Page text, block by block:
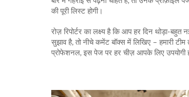
की पूरी लिस्ट होगी।
रोज़ रिपोर्टर का लक्ष्य है कि आप हर दिन
सुझाव है, तो नीचे कमेंट बॉक्स में लिखिए – हमारी
प्रोफेशनल, इस पेज पर हर चीज़ आपके लिए उपयोगी